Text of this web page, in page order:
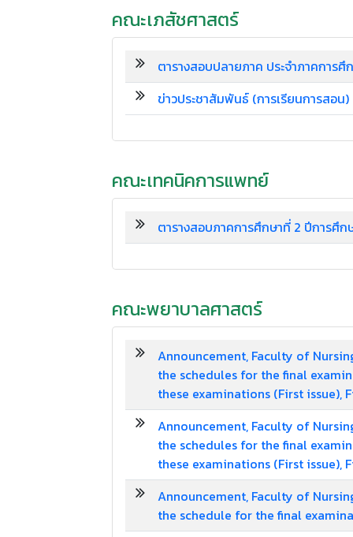
คณะเภสัชศาสตร์
ตารางสอบปลายภาค ประจำภาคการ
ข่าวประชาสัมพันธ์ (การเรียนการสอน
คณะเทคนิคการแพทย์
ตารางสอบภาคการศึกษาที่ 2 ปีการศึ
คณะพยาบาลศาสตร์
Announcement, Faculty of
the schedules for the final
these examinations (First issue),
Announcement, Faculty of
the schedules for the final
these examinations (First issue),
Announcement, Faculty of
the schedule for the final